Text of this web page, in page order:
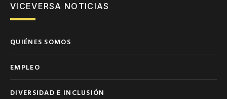
VICEVERSA NOTICIAS
QUIÉNES SOMOS
EMPLEO
DIVERSIDAD E INCLUSIÓN